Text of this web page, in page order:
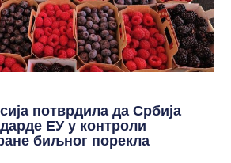
потврдила да Србија
ЕУ у контроли
биљног порекла